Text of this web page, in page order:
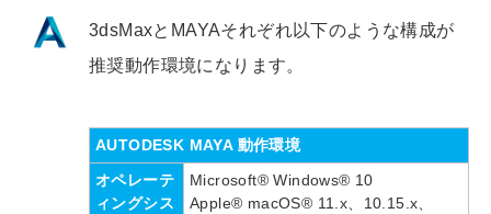
3dsMaxと MAYAそれぞれ以下のような構成が
推奨動作環境になります。
AUTODESK MAYA 動作環境
オペレーテ
ィングシス
Microsoft® Windows® 10
Apple® macOS® 11.x、10.15.x、